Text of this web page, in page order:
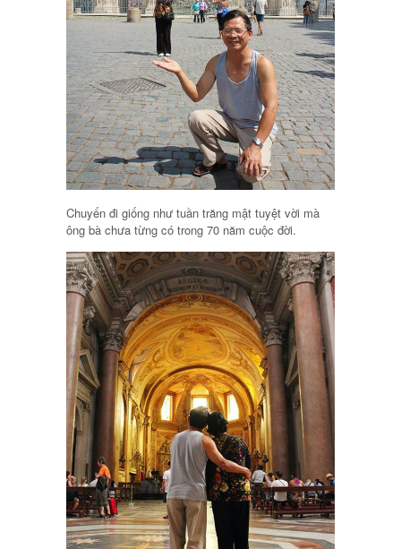
Chuyến đi giống như tuần trăng mật tuyệt vời mà
ông bà chưa từng có trong 70 năm cuộc đời.